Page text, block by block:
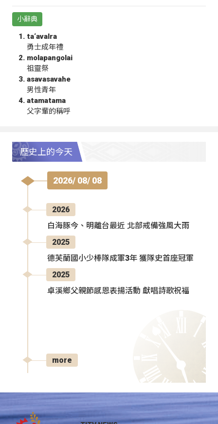
小辭典
ta‘avalra
勇士成年禮
molapangolai
祖靈祭
asavasavahe
男性青年
atamatama
父字輩的稱呼
歷史上的今天
2026/ 08/ 08
2026
白海豚今、明離台最近 北部戒備強風大雨
2025
德芙蘭國小少棒隊成軍3年 獲隊史首座冠軍
2025
卓溪鄉父親節感恩表揚活動 獻唱詩歌祝福
more